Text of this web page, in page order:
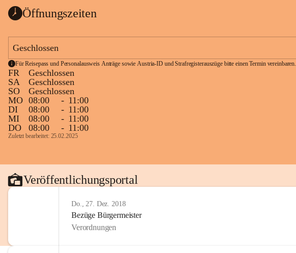
Öffnungszeiten
Geschlossen
Für Reisepass und Personalausweis Anträge sowie Austria-ID und Strafregisterauszüge bitte einen Termin vereinbaren.
FR
Geschlossen
SA
Geschlossen
SO
Geschlossen
MO 08:00 - 11:00
DI
08:00 - 11:00
MI
08:00 - 11:00
DO
08:00 - 11:00
Zuletzt bearbeitet: 25.02.2025
Veröffentlichungsportal
Do., 27. Dez. 2018
Bezüge Bürgermeister
Verordnungen